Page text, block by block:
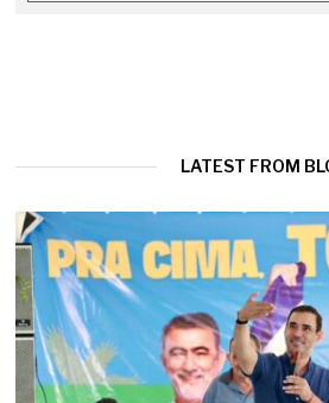
LATEST FROM